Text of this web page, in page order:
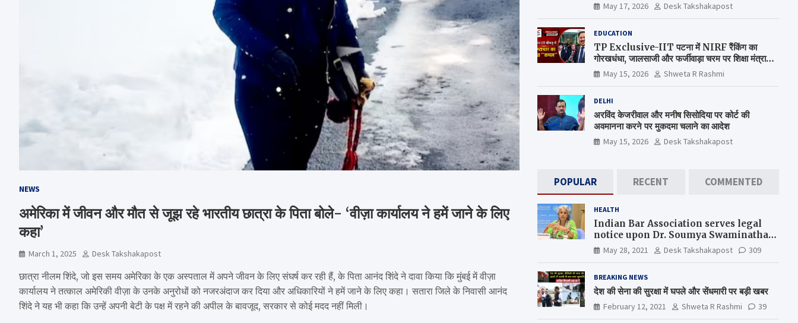
NEWS
अमेरिका में जीवन और मौत से जूझ रहे भारतीय छात्रा के पिता बोले- ‘वीज़ा कार्यालय ने हमें जाने के लिए
कहा’
March 1, 2025 Desk Takshakapost
छात्रा नीलम शिंदे, जो इस समय अमेरिका के एक अस्पताल में अपने जीवन के लिए संघर्ष कर रही हैं, के पिता आनंद शिंदे ने दावा किया कि मुंबई में वीज़ा
कार्यालय ने तत्काल अमेरिकी वीज़ा के उनके अनुरोधों को नजरअंदाज कर दिया और अधिकारियों ने हमें जाने के लिए कहा। सतारा जिले के निवासी आनंद
शिंदे ने यह भी कहा कि उन्हें अपनी बेटी के पक्ष में रहने की अपील के बावजूद, सरकार से कोई मदद नहीं मिली।
May 17, 2026 Desk Takshakapost
EDUCATION
TP Exclusive-IIT पटना में NIRF रैंकिंग का
गोरखधंधा, जालसाजी और फर्जीवाड़ा चरम पर शिक्षा मंत्रालय
कब जागेगा ?
May 15, 2026 Shweta R Rashmi
DELHI
अरविंद केजरीवाल और मनीष सिसोदिया पर कोर्ट की
अवमानना करने पर मुकदमा चलाने का आदेश
May 15, 2026 Desk Takshakapost
POPULAR RECENT COMMENTED
HEALTH
Indian Bar Association serves legal
notice upon Dr. Soumya Swaminathan,
the Chief Scientist, WHO
May 28, 2021 Desk Takshakapost 309
BREAKING NEWS
देश की सेना की सुरक्षा में घपले और सेंधमारी पर बड़ी खबर
February 12, 2021 Shweta R Rashmi 39